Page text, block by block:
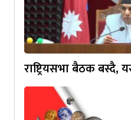
राष्ट्रियसभा बैठक बस्दै,